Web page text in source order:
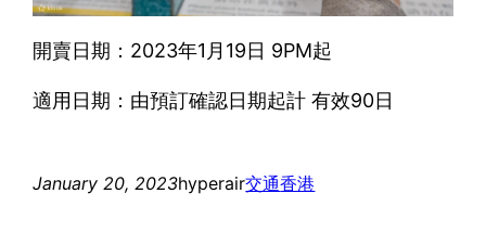
開賣日期：2023年1月19日 9PM起
適用日期：由預訂確認日期起計 有效90日
January 20, 2023hyperair交通香港